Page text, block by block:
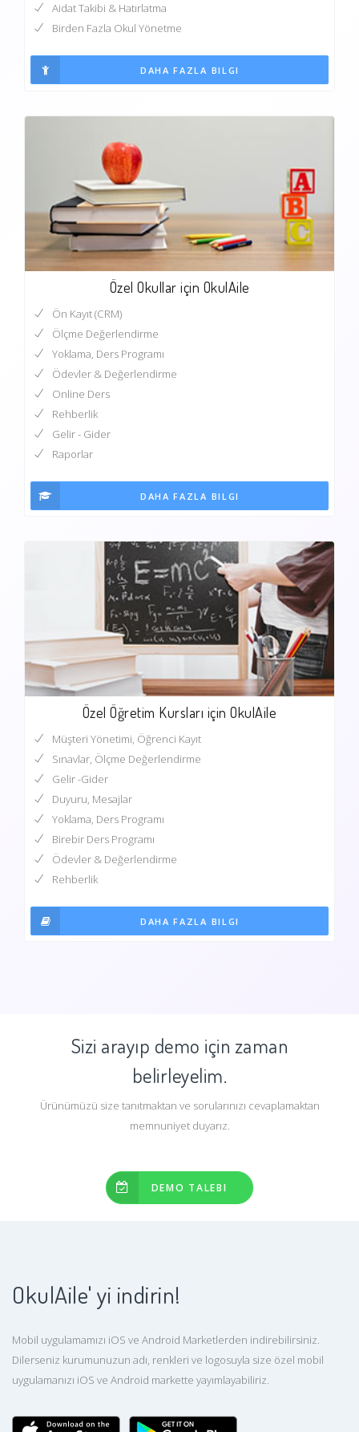
Aidat Takibi & Hatırlatma
Birden Fazla Okul Yönetme
DAHA FAZLA BILGI
Özel Okullar için OkulAile
Ön Kayıt (CRM)
Ölçme Değerlendirme
Yoklama, Ders Programı
Ödevler & Değerlendirme
Online Ders
Rehberlik
Gelir - Gider
Raporlar
DAHA FAZLA BILGI
Özel Öğretim Kursları için OkulAile
Müşteri Yönetimi, Öğrenci Kayıt
Sınavlar, Ölçme Değerlendirme
Gelir -Gider
Duyuru, Mesajlar
Yoklama, Ders Programı
Birebir Ders Programı
Ödevler & Değerlendirme
Rehberlik
DAHA FAZLA BILGI
Sizi arayıp demo için zaman
belirleyelim.
Ürünümüzü size tanıtmaktan ve sorularınızı cevaplamaktan
memnuniyet duyarız.
DEMO TALEBI
OkulAile' yi indirin!
Mobil uygulamamızı iOS ve Android Marketlerden indirebilirsiniz.
Dilerseniz kurumunuzun adı, renkleri ve logosuyla size özel mobil
uygulamanızı iOS ve Android markette yayımlayabiliriz.